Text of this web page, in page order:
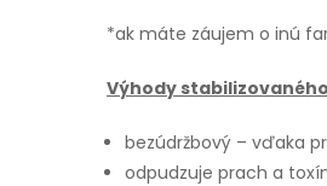
*ak máte záujem o inú
Výhody
bezúdržbový – vďaka
odpudzuje prach a